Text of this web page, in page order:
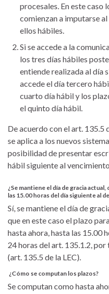
procesales. En este caso
comienzan a imputarse
ellos hábiles.
Si se accede a la
los tres días hábiles
entiende realizada al día
accede el día tercero
cuarto día hábil y los
el quinto día hábil.
De acuerdo con el art. 135.5
se aplica a los nuevos
posibilidad de presentar
hábil siguiente al
¿Se mantiene el día de gracia
las 15.00 horas del día siguiente al
Sí, se mantiene el día de
que en este caso el plazo
hasta ahora, hasta las 15.00
24 horas del art. 135.1.2,
(art. 135.5 de la LEC).
¿Cómo se computan los plazos?
Se computan como hasta